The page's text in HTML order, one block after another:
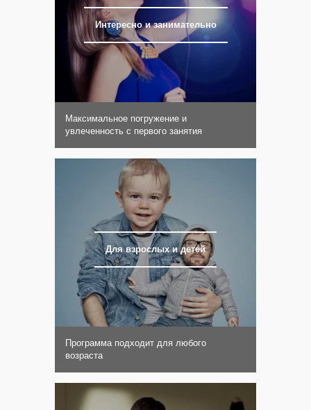
Интересно и занимательно
Максимальное погружение и
увлеченность с первого занятия
Для взрослых и детей
Программа подходит для любого
возраста